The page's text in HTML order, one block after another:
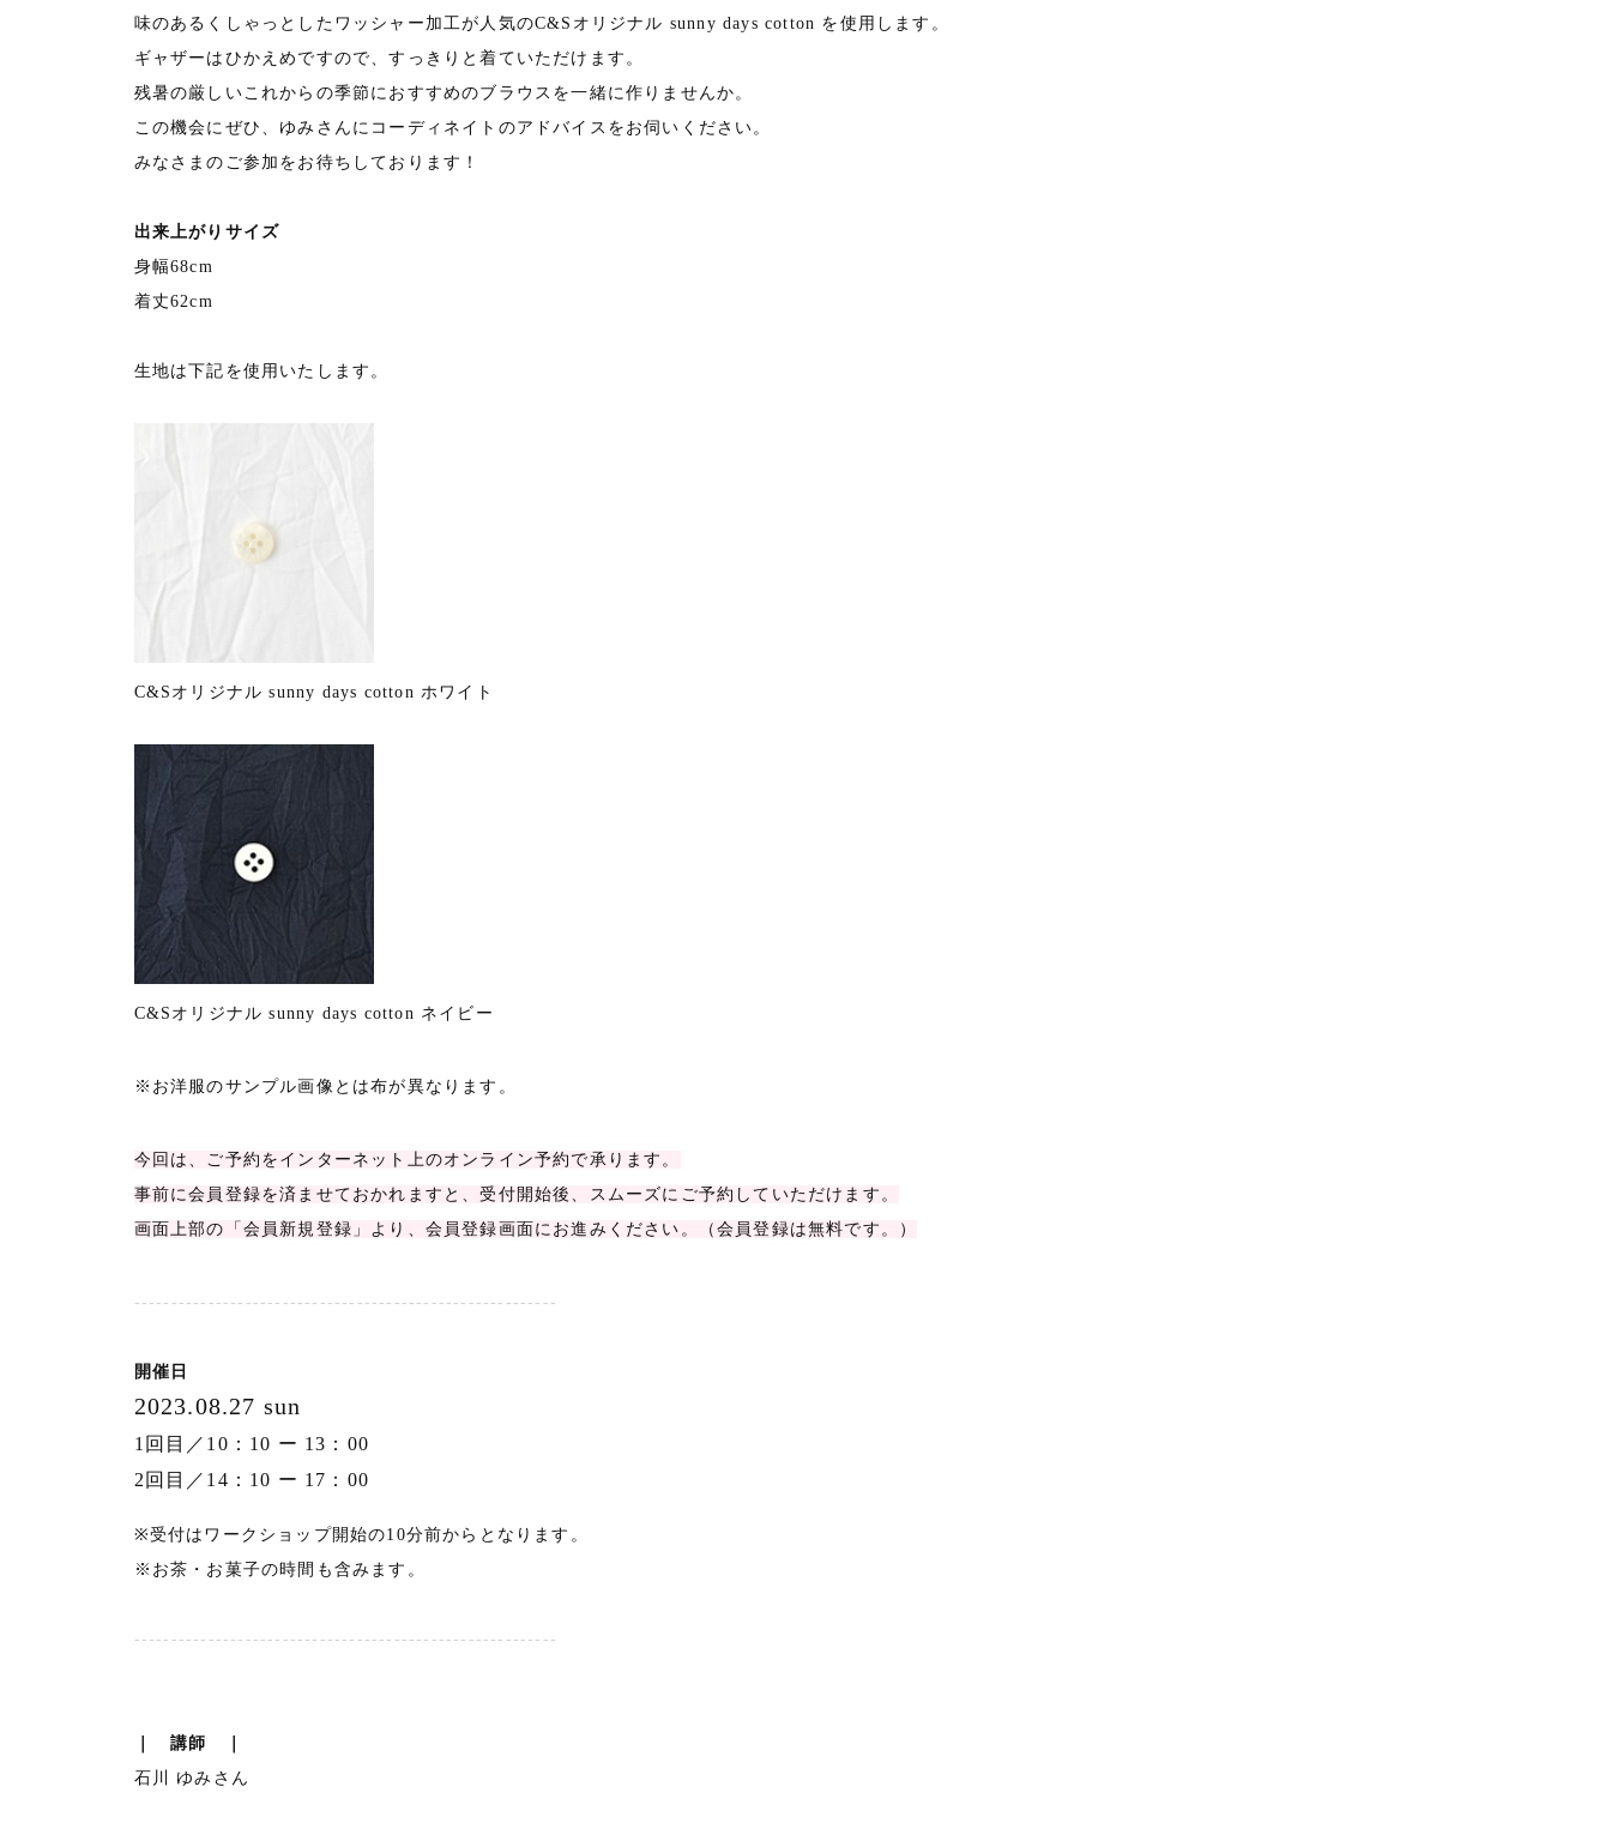
味のあるくしゃっとしたワッシャー加工が人気のC&Sオリジナル sunny days cotton を使用します。
ギャザーはひかえめですので、すっきりと着ていただけます。
残暑の厳しいこれからの季節におすすめのブラウスを一緒に作りませんか。
この機会にぜひ、ゆみさんにコーディネイトのアドバイスをお伺いください。
みなさまのご参加をお待ちしております！
出来上がりサイズ
身幅68cm
着丈62cm
生地は下記を使用いたします。
C&Sオリジナル sunny days cotton ホワイト
C&Sオリジナル sunny days cotton ネイビー
※お洋服のサンプル画像とは布が異なります。
今回は、ご予約をインターネット上のオンライン予約で承ります。
事前に会員登録を済ませておかれますと、受付開始後、スムーズにご予約していただけます。
画面上部の「会員新規登録」より、会員登録画面にお進みください。（会員登録は無料です。）
---------------------------------------------------------
開催日
2023.08.27 sun
1回目／10：10 ー 13：00
2回目／14：10 ー 17：00
※受付はワークショップ開始の10分前からとなります。
※お茶・お菓子の時間も含みます。
---------------------------------------------------------
｜ 講師 ｜
石川 ゆみさん